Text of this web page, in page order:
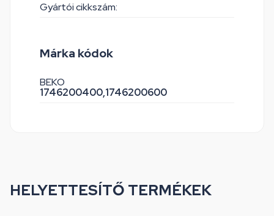
Gyártói cikkszám:
Márka kódok
BEKO
1746200400,1746200600
HELYETTESÍTŐ TERMÉKEK